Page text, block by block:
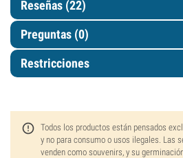
Reseñas (22)
Preguntas (0)
Restricciones
Todos los productos están pensados
y no para consumo o usos ilegales. Las
venden como souvenirs, y su